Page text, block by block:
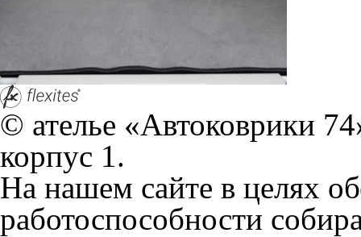
согласие на обработку
Положении по
+7 (351) 277 91 67